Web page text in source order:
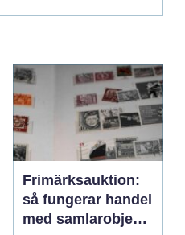
Frimärksauktion:
så fungerar handel
med samlarobjekt i